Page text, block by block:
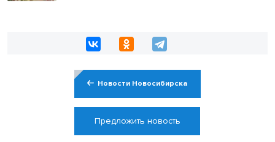
Новости Новосибирска
Предложить новость